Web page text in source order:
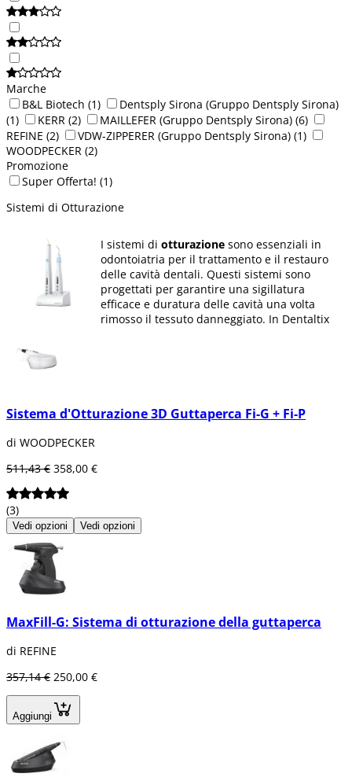
Marche
B&L Biotech (1)
Dentsply Sirona (Gruppo Dentsply Sirona)
(1)
KERR (2) MAILLEFER (Gruppo Dentsply Sirona) (6)
REFINE (2) VDW-ZIPPERER (Gruppo Dentsply Sirona) (1)
WOODPECKER (2)
Promozione
Super Offerta! (1)
Sistemi di Otturazione
I sistemi di otturazione sono essenziali in
odontoiatria per il trattamento e il restauro
delle cavità dentali. Questi sistemi sono
progettati per garantire una sigillatura
efficace e duratura delle cavità una volta
rimosso il tessuto danneggiato. In Dentaltix
fornire una sigillatura ermetica e un restauro
In Dentaltix comprendiamo l'importanza
dell'otturazione dentale
adatti alle tue esigenze cliniche.
Sistema d'Otturazione 3D Guttaperca Fi-G + Fi-P
di WOODPECKER
511,43 € 358,00 €
(3)
Vedi opzioni Vedi opzioni
MaxFill-G: Sistema di otturazione della guttaperca
di REFINE
357,14 € 250,00 €
Aggiungi